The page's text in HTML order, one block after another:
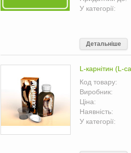
У категорії:
Детальніше
L-карнітин (L-
Код товару:
Виробник:
Ціна:
Наявність:
У категорії: